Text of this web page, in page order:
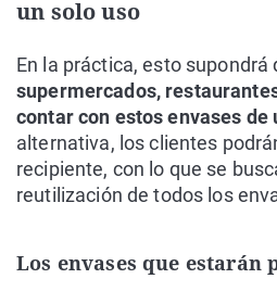
un solo uso
En la práctica, esto supondrá
supermercados,
contar con estos envases de
alternativa, los clientes
recipiente, con lo que se
reutilización de todos los
Los envases que estarán